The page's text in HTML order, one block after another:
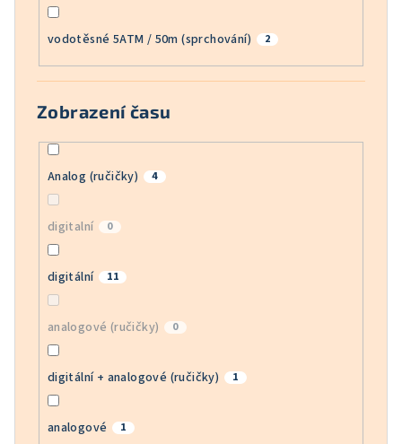
vodotěsné 5ATM / 50m (sprchování) 2
Zobrazení času
Analog (ručičky) 4
digitalní 0
digitální 11
analogové (ručičky) 0
digitální + analogové (ručičky) 1
analogové 1